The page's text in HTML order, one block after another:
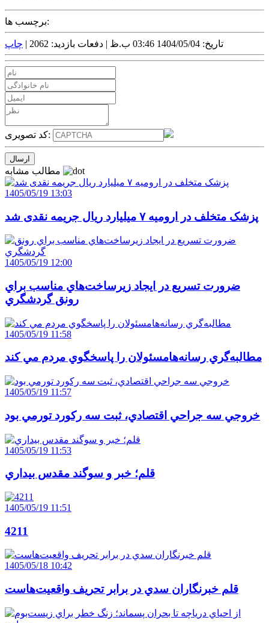
برچسب ها:
تاریخ: 1404/05/04 03:46 ب.ظ | دفعات بازدید: 2062 | چاپ
کد تصویری:
1405/05/19 13:03
پزشک متخلف در ارومیه ۷ میلیارد ریال جریمه نقدی شد
1405/05/19 12:00
ضرورت تسريع در ايجاد زيرساخت‌هاي مناسب براي
رونق گردشگري
1405/05/19 11:58
مطالبه‌گري رسانه‌هامسئولان را پاسخگوي مردم مي کند
1405/05/19 11:57
خروجي سه جراحي اقتصادي، ثبت سه رکورد تورمي بود
1405/05/19 11:53
قلم؛ خبر و سوگند مقدس بيداري
1405/05/19 11:51
4211
1405/05/18 10:42
قلم خبرنگاران سدي در برابر تحريف واقعيت‌هاست